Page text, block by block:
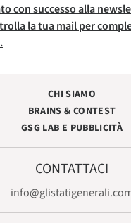
con successo alla
la tua mail per
CHI SIAMO
BRAINS & CONTEST
GSG LAB E PUBBLICITÀ
CONTATTACI